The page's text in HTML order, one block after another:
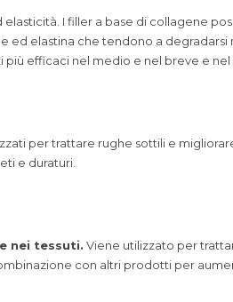
I filler a base di collagene
elastina che tendono a
efficaci nel medio e nel breve e
per trattare rughe sottili e
e duraturi.
nei tessuti. Viene utilizzato per
con altri prodotti per